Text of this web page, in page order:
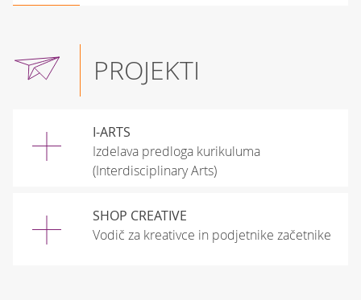
PROJEKTI
I-ARTS
Izdelava predloga kurikuluma
(Interdisciplinary Arts)
SHOP CREATIVE
Vodič za kreativce in podjetnike začetnike